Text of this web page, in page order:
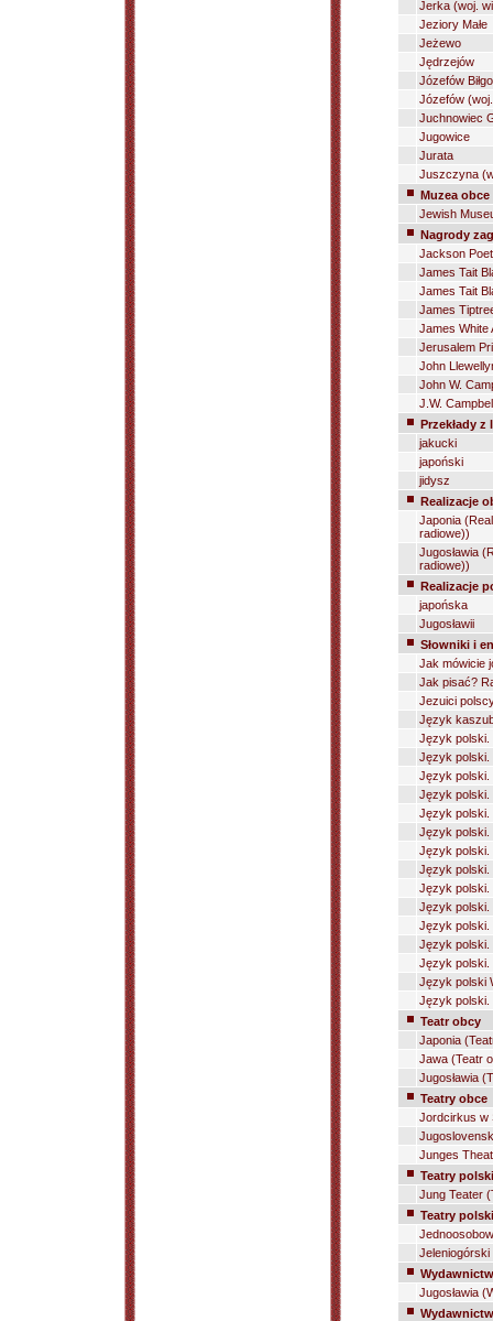
Jerka (woj.
Jeziory Małe
Jeżewo
Jędrzejów
Józefów
Józefów
Juchnowiec
Jugowice
Jurata
Juszczyna
Muzea obce
Jewish
Nagrody
Jackson
James Tait
James Tait
James
James White
Jerusalem
John
John W.
J.W.
Przekłady
jakucki
japoński
jidysz
Realizacje
Japonia
radiowe))
Jugosławia
radiowe))
Realizacje
japońska
Jugosławii
Słowniki i
Jak mówicie
Jak pisać?
Jezuici
Język
Język polski.
Język polski.
Język polski.
Język polski.
Język polski.
Język polski.
Język polski.
Język polski.
Język polski.
Język polski.
Język polski.
Język polski.
Język polski.
Język polski
Język polski.
Teatr obcy
Japonia
Jawa (Teatr
Jugosławia
Teatry obce
Jordcirkus w
Junges
Teatry
Jung Teater
Teatry
Jeleniogórski
Jugosławia